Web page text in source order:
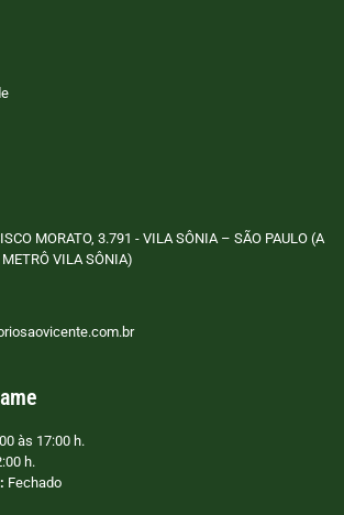
MORATO, 3.791 - VILA SÔNIA – SÃO PAULO (A
VILA SÔNIA)
às 17:00 h.
h.
Fechado